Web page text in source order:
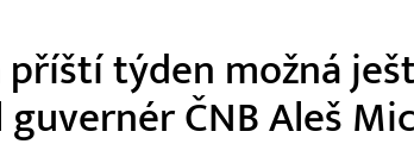
příští týden možná
ČNB Aleš